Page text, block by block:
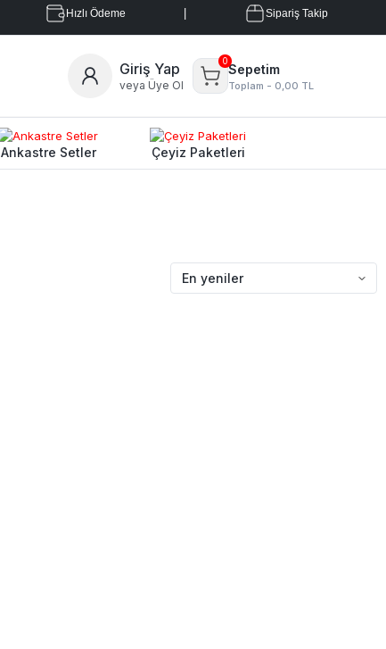
Hızlı Ödeme Sipariş Takip
Giriş Yap
veya Üye Ol
0
Sepetim
Toplam - 0,00 TL
Ankastre Setler Çeyiz Paketleri